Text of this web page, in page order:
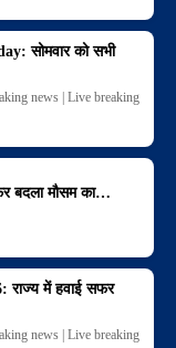
सोमवार को सभी
news | Live breaking
बदला मौसम का…
में हवाई सफर
news | Live breaking